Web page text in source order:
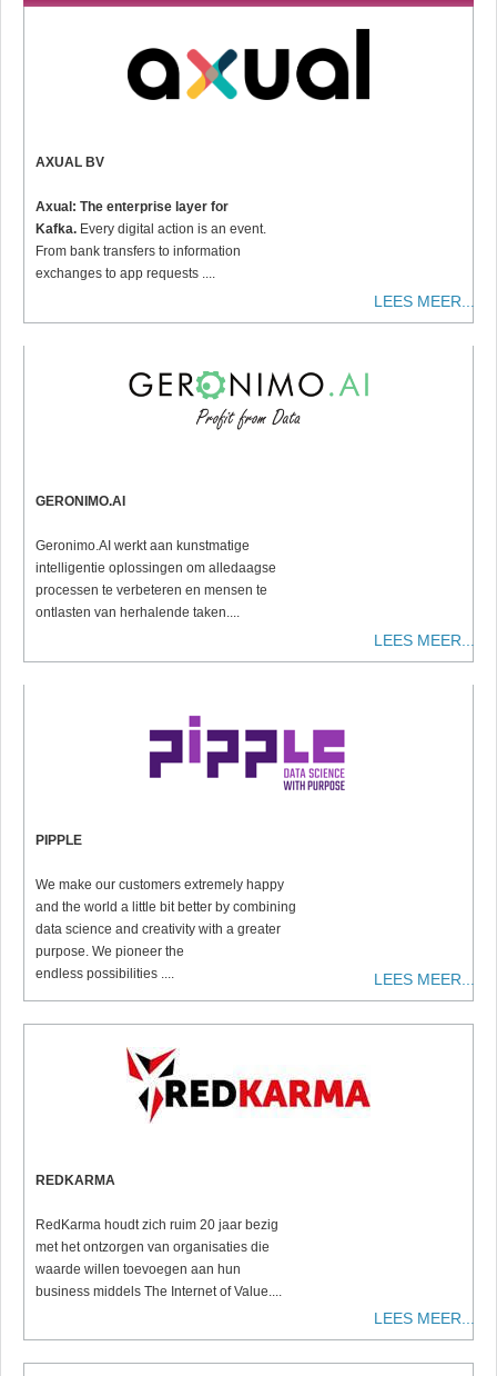
AXUAL BV
Axual: The enterprise layer for
Kafka. Every digital action is an event.
From bank transfers to information
exchanges to app requests ....
LEES MEER...
GERONIMO.AI
Geronimo.AI werkt aan kunstmatige
intelligentie oplossingen om alledaagse
processen te verbeteren en mensen te
ontlasten van herhalende taken....
LEES MEER...
PIPPLE
We make our customers extremely happy
and the world a little bit better by combining
data science and creativity with a greater
purpose. We pioneer the
endless possibilities ....
LEES MEER...
REDKARMA
RedKarma houdt zich ruim 20 jaar bezig
met het ontzorgen van organisaties die
waarde willen toevoegen aan hun
business middels The Internet of Value....
LEES MEER...